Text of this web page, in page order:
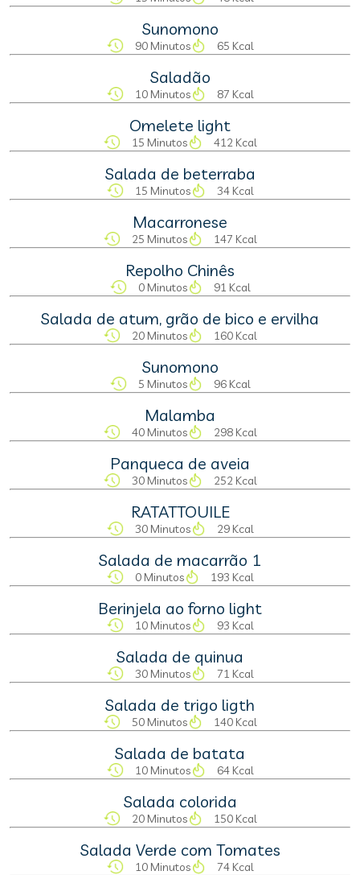
Sunomono
90 Minutos 65 Kcal
Saladão
10 Minutos 87 Kcal
Omelete light
15 Minutos 412 Kcal
Salada de beterraba
15 Minutos 34 Kcal
Macarronese
25 Minutos 147 Kcal
Repolho Chinês
0 Minutos 91 Kcal
Salada de atum, grão de bico e ervilha
20 Minutos 160 Kcal
Sunomono
5 Minutos 96 Kcal
Malamba
40 Minutos 298 Kcal
Panqueca de aveia
30 Minutos 252 Kcal
RATATTOUILE
30 Minutos 29 Kcal
Salada de macarrão 1
0 Minutos 193 Kcal
Berinjela ao forno light
10 Minutos 93 Kcal
Salada de quinua
30 Minutos 71 Kcal
Salada de trigo ligth
50 Minutos 140 Kcal
Salada de batata
10 Minutos 64 Kcal
Salada colorida
20 Minutos 150 Kcal
Salada Verde com Tomates
10 Minutos 74 Kcal